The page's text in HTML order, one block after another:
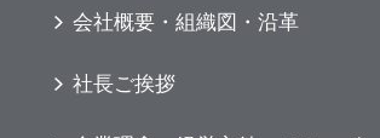
会社概要・組織図・沿革
社長ご挨拶